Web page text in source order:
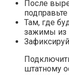
После
Там, где
зажимы из
штатному